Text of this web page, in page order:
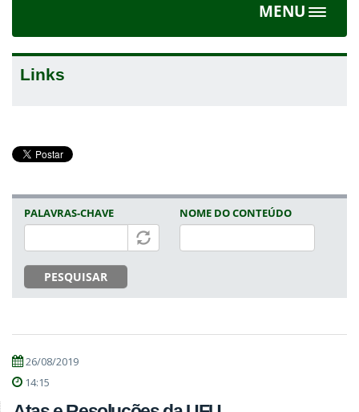
MENU
Toggle
Links
PALAVRAS-CHAVE
PESQUISAR
NOME DO CONTEÚDO
26/08/2019
14:15